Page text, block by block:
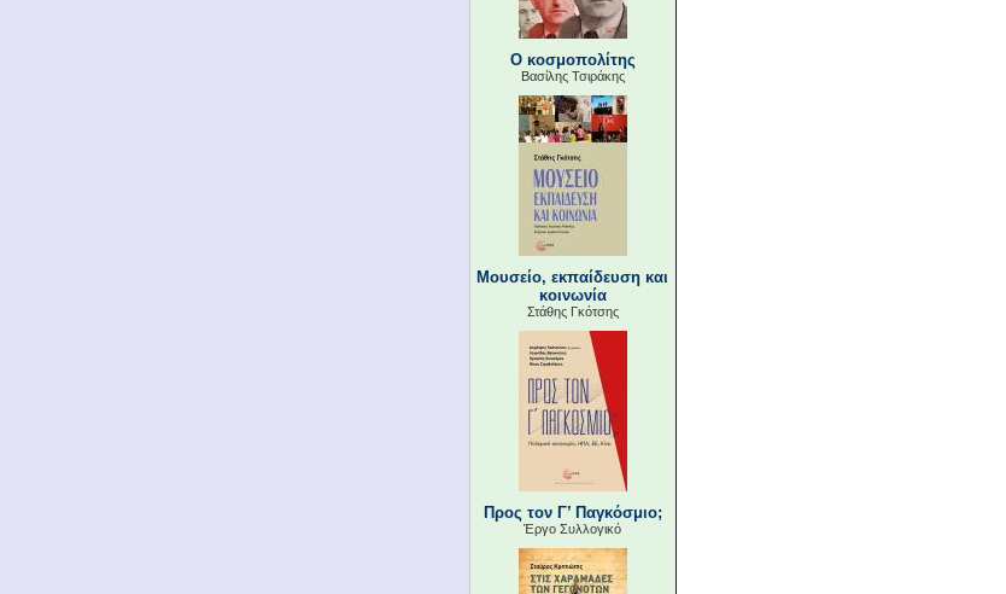
Ο κοσμοπολίτης
Βασίλης Τσιράκης
Μουσείο, εκπαίδευση και
κοινωνία
Στάθης Γκότσης
Προς τον Γ’ Παγκόσμιο;
Έργο Συλλογικό